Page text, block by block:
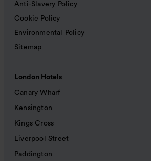
Anti-Slavery Policy
Cookie Policy
Environmental Policy
Sitemap
London Hotels
Canary Wharf
Kensington
Kings Cross
Liverpool Street
Paddington